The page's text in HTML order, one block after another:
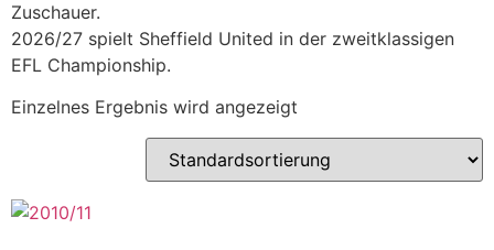
Zuschauer.
2026/27 spielt Sheffield United in der zweitklassigen
EFL Championship.
Einzelnes Ergebnis wird angezeigt